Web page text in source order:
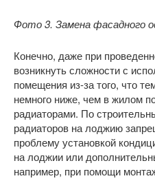
Фото 3. Замена фасадного
Конечно, даже при
возникнуть сложности с
помещения из-за того, что
немного ниже, чем в жилом
радиаторами. По
радиаторов на лоджию
проблему установкой
на лоджии или
например, при помощи